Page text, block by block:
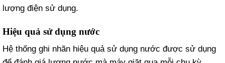
lượng điện sử dụng.
Hiệu quả sử dụng nước
Hệ thống ghi nhãn hiệu quả sử dụng nước được sử dụng